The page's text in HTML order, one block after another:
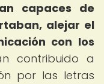
capaces de
alejar el
con los
contribuido a
por las letras